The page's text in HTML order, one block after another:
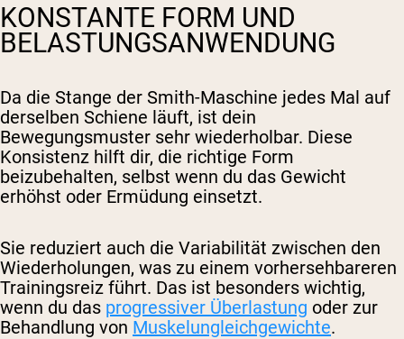
KONSTANTE FORM UND
BELASTUNGSANWENDUNG
Da die Stange der Smith-Maschine jedes Mal auf
derselben Schiene läuft, ist dein
Bewegungsmuster sehr wiederholbar. Diese
Konsistenz hilft dir, die richtige Form
beizubehalten, selbst wenn du das Gewicht
erhöhst oder Ermüdung einsetzt.
Sie reduziert auch die Variabilität zwischen den
Wiederholungen, was zu einem vorhersehbareren
Trainingsreiz führt. Das ist besonders wichtig,
wenn du das progressiver Überlastung oder zur
Behandlung von Muskelungleichgewichte.